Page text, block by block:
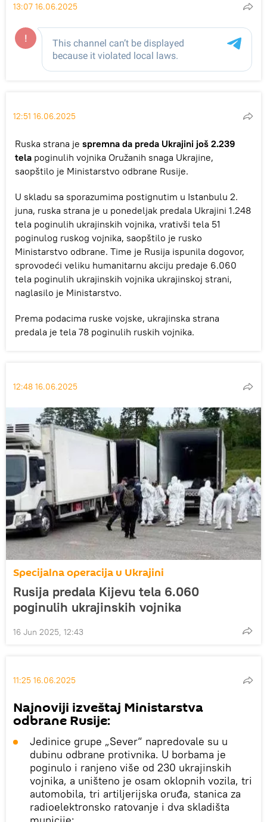
13:07 16.06.2025
12:51 16.06.2025
Ruska strana je spremna da preda Ukrajini još 2.239
tela poginulih vojnika Oružanih snaga Ukrajine,
saopštilo je Ministarstvo odbrane Rusije.
U skladu sa sporazumima postignutim u Istanbulu 2.
juna, ruska strana je u ponedeljak predala Ukrajini 1.248
tela poginulih ukrajinskih vojnika, vrativši tela 51
poginulog ruskog vojnika, saopštilo je rusko
Ministarstvo odbrane. Time je Rusija ispunila dogovor,
sprovodeći veliku humanitarnu akciju predaje 6.060
tela poginulih ukrajinskih vojnika ukrajinskoj strani,
naglasilo je Ministarstvo.
Prema podacima ruske vojske, ukrajinska strana
predala je tela 78 poginulih ruskih vojnika.
12:48 16.06.2025
Specijalna operacija u Ukrajini
Rusija predala Kijevu tela 6.060
poginulih ukrajinskih vojnika
16 Jun 2025, 12:43
11:25 16.06.2025
Najnoviji izveštaj Ministarstva
odbrane Rusije:
Jedinice grupe „Sever“ napredovale su u
dubinu odbrane protivnika. U borbama je
poginulo i ranjeno više od 230 ukrajinskih
vojnika, a uništeno je osam oklopnih vozila, tri
automobila, tri artiljerijska oruđa, stanica za
radioelektronsko ratovanje i dva skladišta